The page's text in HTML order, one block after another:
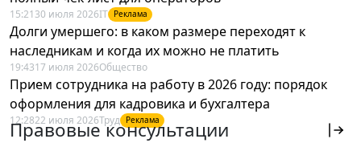
15:21 30 июля 2026IT Реклама
Долги умершего: в каком размере переходят к
наследникам и когда их можно не платить
19:4317 июля 2026Общество
Прием сотрудника на работу в 2026 году: порядок
оформления для кадровика и бухгалтера
12:2822 июля 2026Труд Реклама
Правовые консультации